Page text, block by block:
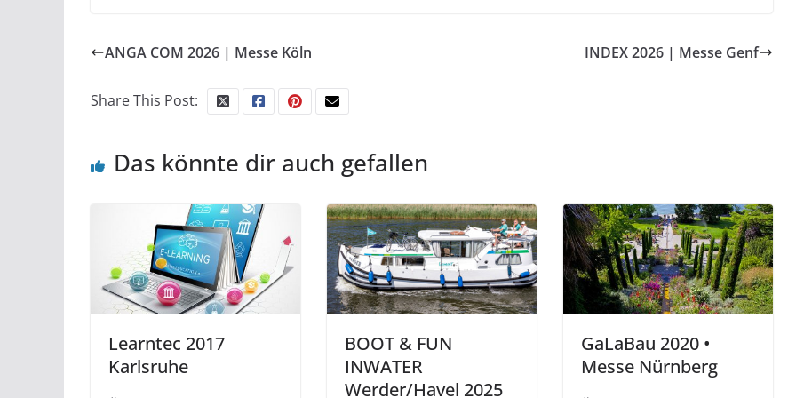
ANGA COM 2026 | Messe Köln INDEX 2026 | Messe Genf
Share This Post:
Das könnte dir auch gefallen
Learntec 2017
Karlsruhe
BOOT & FUN
INWATER
Werder/Havel 2025
GaLaBau 2020 •
Messe Nürnberg